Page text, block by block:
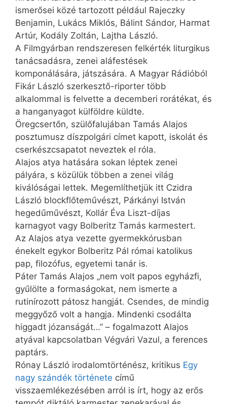
ismerősei közé tartozott például Rajeczky
Benjamin, Lukács Miklós, Bálint Sándor, Harmat
Artúr, Kodály Zoltán, Lajtha László.
A Filmgyárban rendszeresen felkérték liturgikus
tanácsadásra, zenei aláfestések
komponálására, játszására. A Magyar Rádióból
Fikár László szerkesztő-riporter több
alkalommal is felvette a decemberi rorátékat, és
a hanganyagot külföldre küldte.
Öregcsertőn, szülőfalujában Tamás Alajos
posztumusz díszpolgári címet kapott, iskolát és
cserkészcsapatot neveztek el róla.
Alajos atya hatására sokan léptek zenei
pályára, s közülük többen a zenei világ
kiválóságai lettek. Megemlíthetjük itt Czidra
László block­flő­te­mű­vészt, Párkányi István
hegedűművészt, Kollár Éva Liszt-díjas
karnagyot vagy Bolberitz Tamás karmestert.
Az Alajos atya vezette gyermekkórusban
énekelt egykor Bolberitz Pál római katolikus
pap, filozófus, egyetemi tanár is.
Páter Tamás Alajos „nem volt papos egyházfi,
gyűlölte a formaságokat, nem ismerte a
rutinírozott pátosz hangját. Csendes, de mindig
meggyőző volt a hangja. Mindenki csodálta
higgadt józanságát…” – fogalmazott Alajos
atyával kapcsolatban Végvári Vazul, a ferences
paptárs.
Rónay László irodalomtörténész, kritikus Egy
nagy szándék története című
visszaemlékezésében arról is írt, hogy az erős